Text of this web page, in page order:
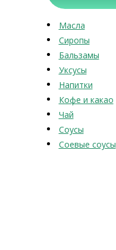
Масла
Сиропы
Бальзамы
Уксусы
Напитки
Кофе и какао
Чай
Соусы
Соевые соусы